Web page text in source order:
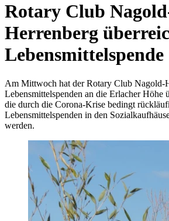
Rotary Club
Herrenberg
Lebensmittelspende
Am Mittwoch hat der Rotary Club Nagold-
Lebensmittelspenden an die Erlacher Höhe
die durch die Corona-Krise bedingt
Lebensmittelspenden in den
werden.